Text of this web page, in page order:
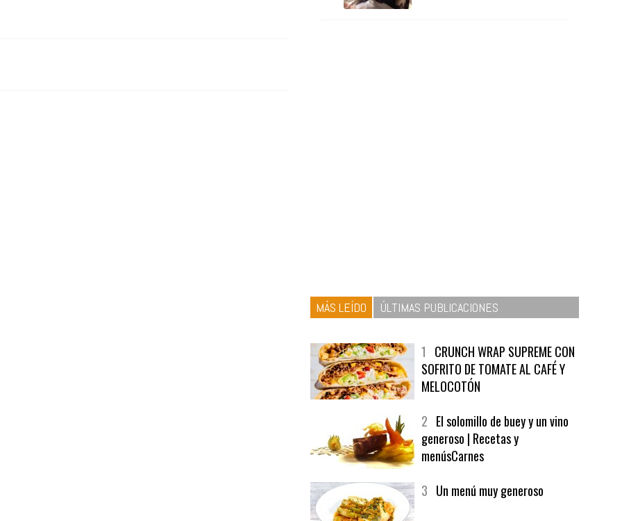
MÁS LEÍDO ÚLTIMAS PUBLICACIONES
SOFRITO DE TOMATE AL CAFÉ Y
MELOCOTÓN
generoso | Recetas y